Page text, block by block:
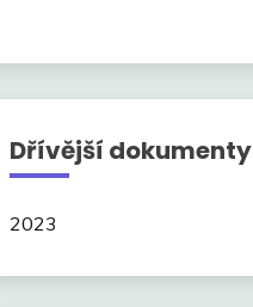
Dřívější dokumenty
2023